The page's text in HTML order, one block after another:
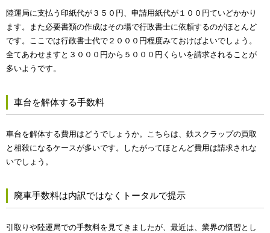
陸運局に支払う印紙代が３５０円、申請用紙代が１００円ていどかかり
ます。また必要書類の作成はその場で行政書士に依頼するのがほとんど
です。ここでは行政書士代で２０００円程度みておけばよいでしょう。
全てあわせますと３０００円から５０００円くらいを請求されることが
多いようです。
車台を解体する手数料
車台を解体する費用はどうでしょうか。こちらは、鉄スクラップの買取
と相殺になるケースが多いです。したがってほとんど費用は請求されな
いでしょう。
廃車手数料は内訳ではなくトータルで提示
引取りや陸運局での手数料を見てきましたが、最近は、業界の慣習とし